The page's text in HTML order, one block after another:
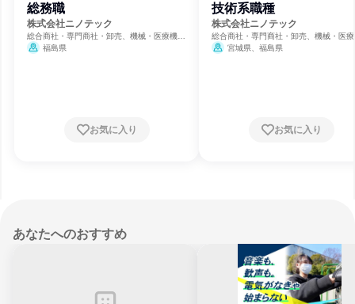
総務職
株式会社ニノテック
総合商社・専門商社・卸売、機械・医療機器
メーカー、商用・産業用機械サービス
福島県
お気に入り
技術系職種
株式会社ニノテック
総合商社・専門商社・卸売、機械・医
メーカー、商用・産業用機械サービス
宮城県、福島県
お気に入り
あなたへのおすすめ